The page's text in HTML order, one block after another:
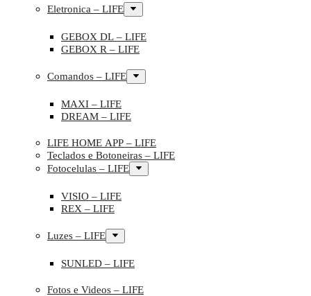
Eletronica – LIFE
GEBOX DL – LIFE
GEBOX R – LIFE
Comandos – LIFE
MAXI – LIFE
DREAM – LIFE
LIFE HOME APP – LIFE
Teclados e Botoneiras – LIFE
Fotocelulas – LIFE
VISIO – LIFE
REX – LIFE
Luzes – LIFE
SUNLED – LIFE
Fotos e Videos – LIFE